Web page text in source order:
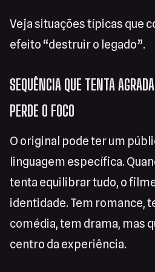
Veja situações típicas que
efeito “destruir o legado”.
SEQUÊNCIA QUE TENTA
PERDE O FOCO
O original pode ter um
linguagem específica.
tenta equilibrar tudo, o
identidade. Tem romance,
comédia, tem drama, mas
centro da experiência.